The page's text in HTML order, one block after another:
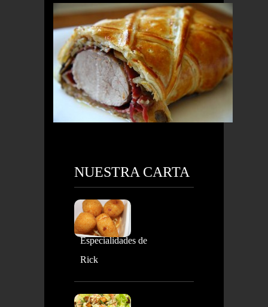
NUESTRA CARTA
Especialidades de
Rick